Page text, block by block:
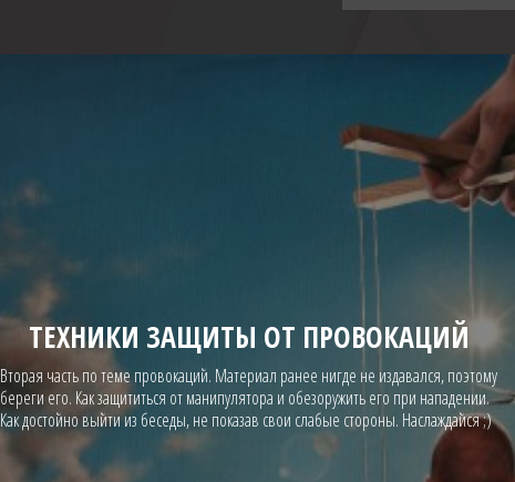
ТЕХНИКИ ЗАЩИТЫ ОТ ПРОВОКАЦИЙ
Вторая часть по теме провокаций. Материал ранее нигде не издавался, поэтому
береги его. Как защититься от манипулятора и обезоружить его при нападении.
Как достойно выйти из беседы, не показав свои слабые стороны. Наслаждайся ;)